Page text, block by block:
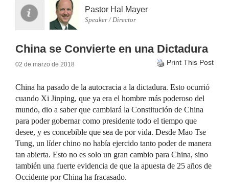
Pastor Hal Mayer
Speaker / Director
China se Convierte en una Dictadura
02 de marzo de 2018 Print This Post
China ha pasado de la autocracia a la dictadura. Esto ocurrió
cuando Xi Jinping, que ya era el hombre más poderoso del
mundo, dio a saber que cambiará la Constitución de China
para poder gobernar como presidente todo el tiempo que
desee, y es concebible que sea de por vida. Desde Mao Tse
Tung, un líder chino no había ejercido tanto poder de manera
tan abierta. Esto no es solo un gran cambio para China, sino
también una fuerte evidencia de que la apuesta de 25 años de
Occidente por China ha fracasado.